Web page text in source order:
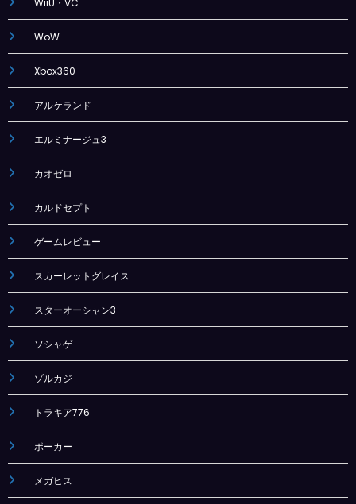
WiiU・VC
WoW
Xbox360
アルケランド
エルミナージュ3
カオゼロ
カルドセプト
ゲームレビュー
スカーレットグレイス
スターオーシャン3
ソシャゲ
ゾルカジ
トラキア776
ポーカー
メガヒス